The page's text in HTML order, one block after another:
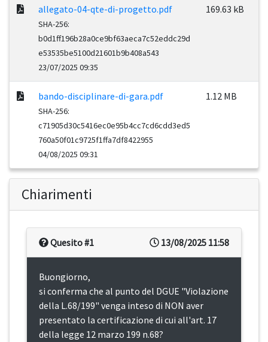
allegato-04-qte-di-progetto.pdf
SHA-256:
b0d1ff196b28a0ce9bf63aeca7c52eddc29d
e53535be5100d21601b9b408a543
23/07/2025 09:35
169.63 kB
bando-disciplinare-di-gara.pdf
SHA-256:
c71905d30c5416ec0e95b4cc7cd6cdd3ed5
760a50f01c9725f1ffa7df8422955
04/08/2025 09:31
1.12 MB
Chiarimenti
13/08/2025 11:58
Quesito #1
Buongiorno,
si conferma che al punto del DGUE "Violazione
della L.68/199" venga inteso di NON aver
presentato la certificazione di cui all'art. 17
della legge 12 marzo 199 n.68?